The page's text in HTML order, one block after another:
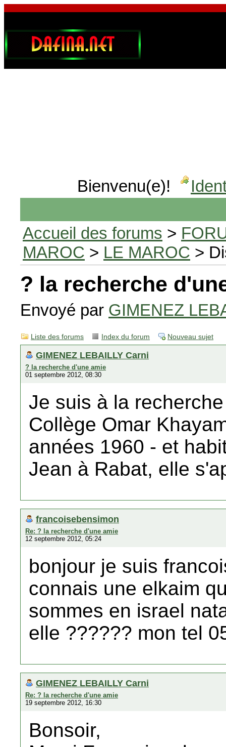
Bienvenu(e)!
Accueil des forums >
MAROC > LE MAROC >
? la recherche
Envoyé par GIMENEZ
Liste des forums Index du forum Nouveau sujet
GIMENEZ LEBAILLY Carni
? la recherche d'une amie
01 septembre 2012, 08:30
Je suis à la
Collège Omar
années 1960 - et
Jean à Rabat, elle
francoisebensimon
Re: ? la recherche d'une amie
12 septembre 2012, 05:24
bonjour je suis
connais une elkaim
sommes en israel
elle ?????? mon tel
GIMENEZ LEBAILLY Carni
Re: ? la recherche d'une amie
19 septembre 2012, 16:30
Bonsoir,